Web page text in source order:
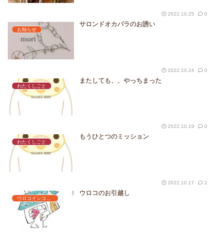
2022.10.25 0
お知らせ
サロンドオカパラのお誘い
2022.10.24 0
わたくしごと
またしても、、やっちまった
2022.10.19 0
わたくしごと
もうひとつのミッション
2022.10.17 2
ウロコのお引越し